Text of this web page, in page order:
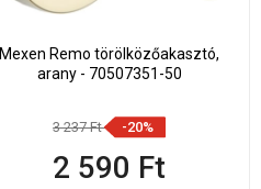
Mexen Remo törölközőakasztó,
arany - 70507351-50
3 237 Ft -20%
2 590 Ft